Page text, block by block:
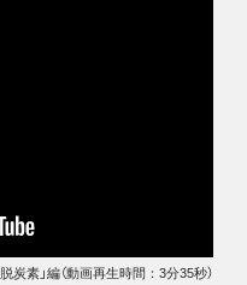
素」編（動画再生時間：3分35秒）